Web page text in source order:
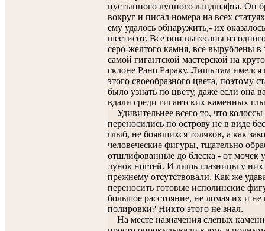
пустынного лунного ландшафта. Он
вокруг и писал номера на всех
ему удалось обнаружить,- их
шестисот. Все они вытесаны из
серо-желтого камня, все вырублены в
самой гигантской мастерской на
склоне Рано Рараку. Лишь там имелся
этого своеобразного цвета, поэтому
было узнать по цвету, даже если она
вдали среди гигантских каменных
Удивительнее всего то, что колоссы
переносились по острову не в виде
глыб, не боявшихся толчков, а как
человеческие фигуры, тщательно
отшлифованные до блеска - от мочек
лунок ногтей. И лишь глазницы у
прежнему отсутствовали. Как же
переносить готовые исполинские
большое расстояние, не ломая их и не
полировки? Никто этого не знал.
На месте назначения слепых